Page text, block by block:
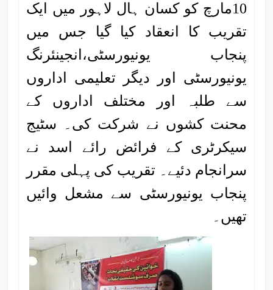
10مارچ کو کسان ہال لاہور میں ایک
تقریب کا انعقاد کیا گیا جس میں
پنجاب یونیورسٹی،انجینئرنگ
یونیورسٹی اور دیگر تعلیمی اداروں
سے طلبہ اور مختلف اداروں کے
محنت کشوں نے شرکت کی۔ سٹیج
سیکرٹری کے فرائض رائے اسد نے
سرانجام دئیے۔ تقریب کی پہلی مقرر
پنجاب یونیورسٹی سے مشعل وائیں
تھیں۔